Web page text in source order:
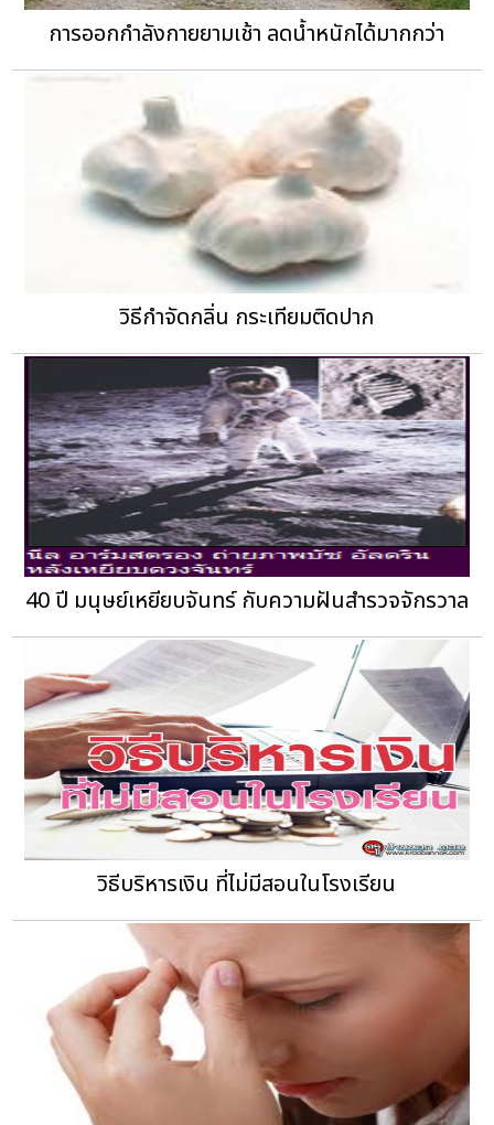
การออกกำลังกายยามเช้า ลดน้ำหนักได้มากกว่า
วิธีกำจัดกลิ่น กระเทียมติดปาก
40 ปี มนุษย์เหยียบจันทร์ กับความฝันสำรวจจักรวาล
วิธีบริหารเงิน ที่ไม่มีสอนในโรงเรียน